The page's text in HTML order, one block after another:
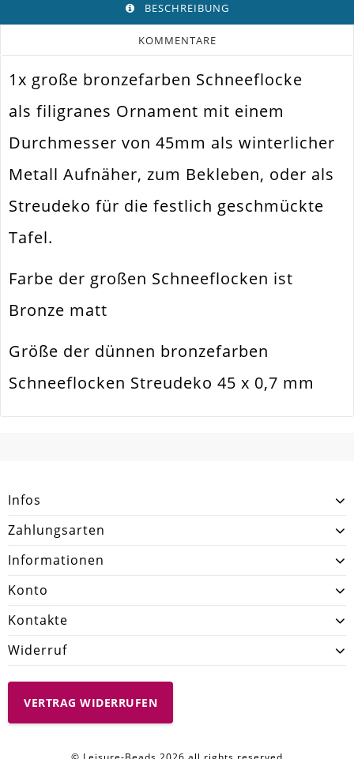
BESCHREIBUNG
KOMMENTARE
Farbe Bronze
Funktion
Anhänger. Schmuckverbinder.
Außen
Materialstärke 0.7mm
Material
Zusatzinfo Sehr Filigran Und Leicht
1x große bronzefarben Schneeflocke
als filigranes Ornament mit einem
Durchmesser von 45mm als winterlicher
Metall Aufnäher, zum Bekleben, oder als
Streudeko für die festlich geschmückte
Tafel.
Farbe der großen Schneeflocken ist
Bronze matt
Größe der dünnen bronzefarben
Schneeflocken Streudeko 45 x 0,7 mm
Infos
Zahlungsarten
Informationen
Konto
Kontakte
Widerruf
VERTRAG WIDERRUFEN